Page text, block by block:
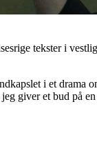
tekster i
i et
giver et bud på